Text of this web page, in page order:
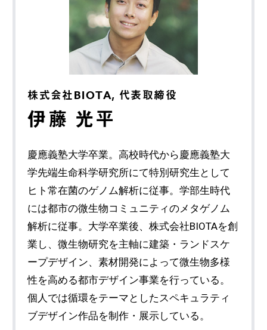
株式会社BIOTA, 代表取締役
伊藤 光平
慶應義塾大学卒業。高校時代から慶應義塾大
学先端生命科学研究所にて特別研究生として
ヒト常在菌のゲノム解析に従事。学部生時代
には都市の微生物コミュニティのメタゲノム
解析に従事。大学卒業後、株式会社BIOTAを創
業し、微生物研究を主軸に建築・ランドスケ
ープデザイン、素材開発によって微生物多様
性を高める都市デザイン事業を行っている。
個人では循環をテーマとしたスペキュラティ
ブデザイン作品を制作・展示している。